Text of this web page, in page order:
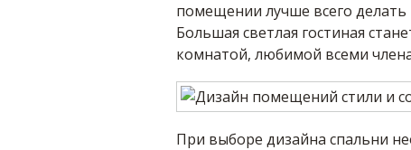
помещении лучше всего
Большая светлая гостиная
комнатой, любимой всеми
При выборе дизайна спальни